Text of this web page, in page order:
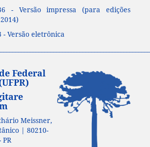
- Versão impressa (para edições
- Versão eletrônica
Federal
Meissner,
| 80210-